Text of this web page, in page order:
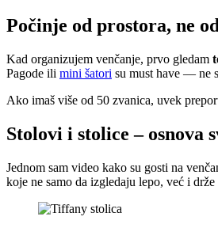
Počinje od prostora, ne
Kad organizujem venčanje, prvo gledam
Pagode ili mini šatori su must have — ne
Ako imaš više od 50 zvanica, uvek
Stolovi i stolice – osnova
Jednom sam video kako su gosti na
koje ne samo da izgledaju lepo, već i